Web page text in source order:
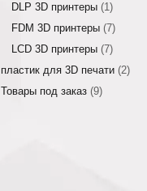
DLP 3D принтеры (1)
FDM 3D принтеры (7)
LCD 3D принтеры (7)
пластик для 3D печати (2)
Товары под заказ (9)